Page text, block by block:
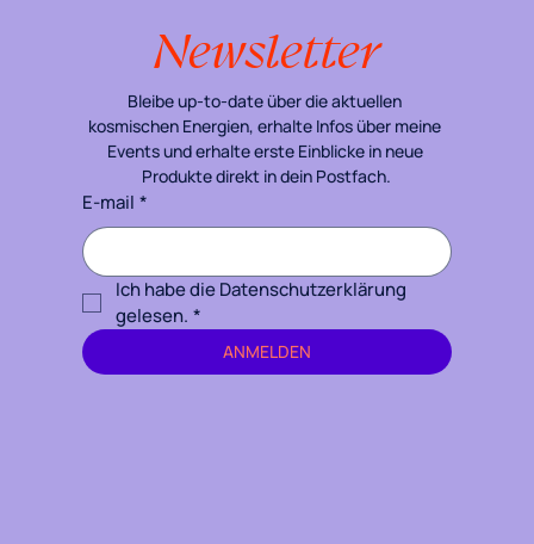
Newsletter
Bleibe up-to-date über die aktuellen
kosmischen Energien, erhalte Infos über meine
Events und erhalte erste Einblicke in neue
Produkte direkt in dein Postfach.
E-mail *
Ich habe die Datenschutzerklärung
gelesen. *
ANMELDEN